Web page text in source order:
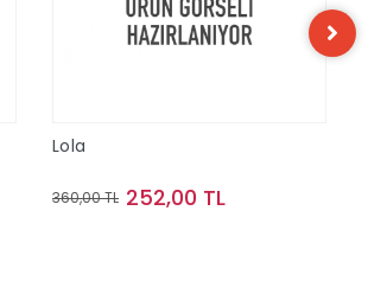
Lola
360,00 TL 252,00 TL